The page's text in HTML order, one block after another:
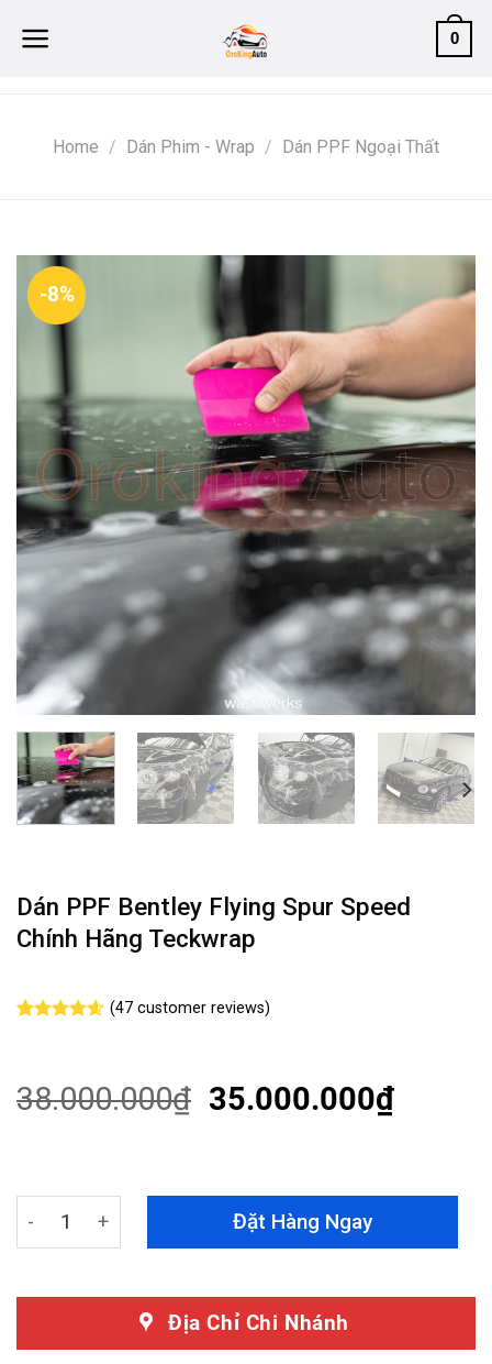
0
Home / Dán Phim - Wrap / Dán PPF Ngoại Thất
-8%
Dán PPF Bentley Flying Spur Speed
Chính Hãng Teckwrap
customer
ratings
(47customer reviews)
38.000.000₫ 35.000.000₫
Dán PPF Bentley Flying Spur Speed Chính Hãng
Đặt Hàng Ngay
Địa Chỉ Chi Nhánh